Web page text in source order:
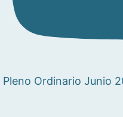
Pleno Ordinario Junio